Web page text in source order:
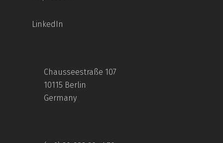
LinkedIn
Chausseestraße 107
10115 Berlin
Germany